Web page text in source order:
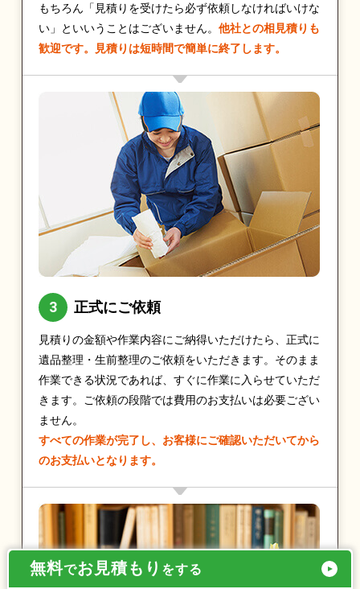
もちろん「見積りを受けたら必ず依頼しなければいけな
い」といいうことはございません。 他社との相見積りも
歓迎です。見積りは短時間で簡単に終了します。
正式にご依頼
見積りの金額や作業内容にご納得いただけたら、正式に
遺品整理・生前整理のご依頼をいただきます。そのまま
作業できる状況であれば、すぐに作業に入らせていただ
きます。ご依頼の段階では費用のお支払いは必要ござい
ません。
すべての作業が完了し、お客様にご確認いただいてから
のお支払いとなります。
無料でお見積もり をする